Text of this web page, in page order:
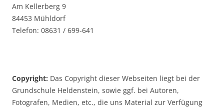
Am Kellerberg 9
84453 Mühldorf
Telefon: 08631 / 699-641
Copyright: Das Copyright dieser Webseiten liegt bei der
Grundschule Heldenstein, sowie ggf. bei Autoren,
Fotografen, Medien, etc., die uns Material zur Verfügung